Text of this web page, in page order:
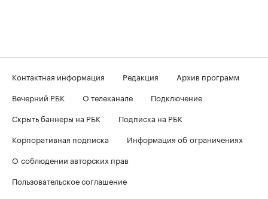
Контактная информация Редакция
Архив программ
Вечерний РБК
О телеканале
Подключение
Скрыть баннеры на РБК
Подписка на РБК
Корпоративная подписка
Информация об ограничениях
О соблюдении авторских прав
Пользовательское соглашение